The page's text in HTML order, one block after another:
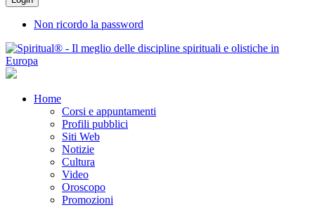
Non ricordo la password
Home
Corsi e appuntamenti
Profili pubblici
Siti Web
Notizie
Cultura
Video
Oroscopo
Promozioni